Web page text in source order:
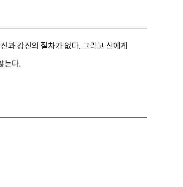
과 강신의 절차가 없다. 그리고 신에게
는다.